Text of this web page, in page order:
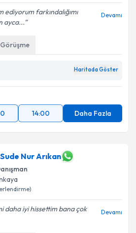
farkındalığımı
ayca...
Devamı
Haritada Göster
14:00 Daha Fazla
Nur Arıkan
daha iyi hissettim bana çok
Devamı